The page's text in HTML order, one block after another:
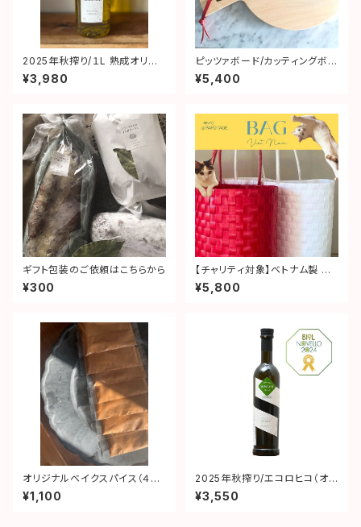
2025年秋搾り/１L 熟成オリー
ブの美味しさ「 エキストラバージ
ンオリーブオイル」
¥3,980
ピッツァボード/カッティングボー
ド 直径30cm (皮紐深緑色）
¥5,400
ギフト包装のご依頼はこちらから
¥300
【チャリティ対象】ベトナム製 マ
ルシェバッグ M 大（White)
¥5,800
オリジナルベイクスパイス（４種
のスパイスブレンド）
¥1,100
2025年秋搾り/エコロヒコ（オ
ーガニック）ピクアル バージンエ
キストラオリーブオイル 250ml
¥3,550